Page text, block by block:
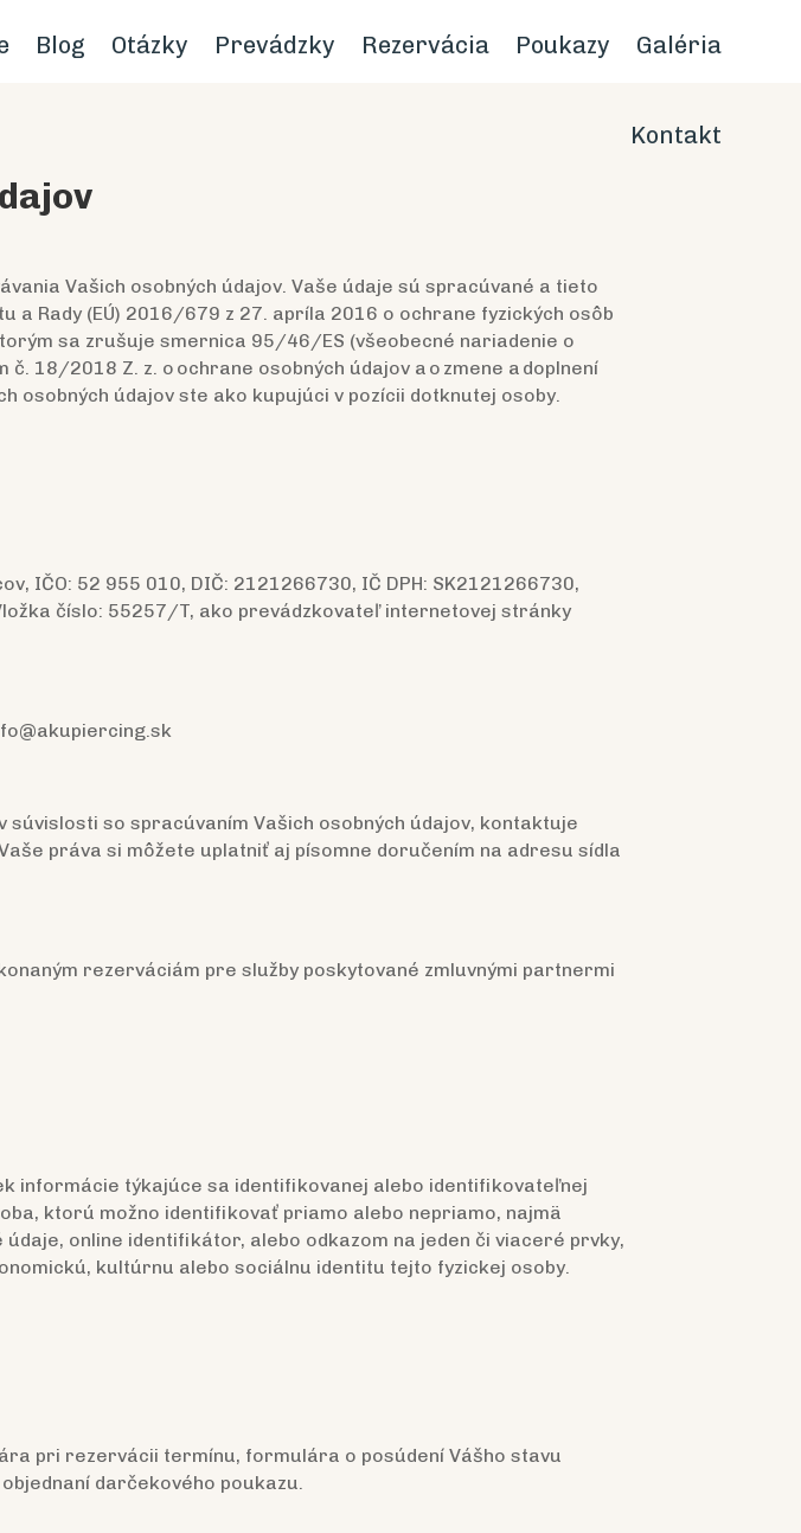
Blog Otázky Prevádzky Rezervácia Poukazy Galéria
Kontakt
Vašich osobných údajov. Vaše údaje sú spracúvané a tieto
Rady (EÚ) 2016/679 z 27. apríla 2016 o ochrane fyzických osôb
sa zrušuje smernica 95/46/ES (všeobecné nariadenie o
č. 18/2018 Z. z. o ochrane osobných údajov a o zmene a doplnení
osobných údajov ste ako kupujúci v pozícii dotknutej osoby.
IČO: 52 955 010, DIČ: 2121266730, IČ DPH: SK2121266730,
číslo: 55257/T, ako prevádzkovateľ internetovej stránky
so spracúvaním Vašich osobných údajov, kontaktuje
práva si môžete uplatniť aj písomne doručením na adresu sídla
rezerváciám pre služby poskytované zmluvnými partnermi
informácie týkajúce sa identifikovanej alebo identifikovateľnej
ktorú možno identifikovať priamo alebo nepriamo, najmä
online identifikátor, alebo odkazom na jeden či viaceré prvky,
kultúrnu alebo sociálnu identitu tejto fyzickej osoby.
pri rezervácii termínu, formulára o posúdení Vášho stavu
darčekového poukazu.